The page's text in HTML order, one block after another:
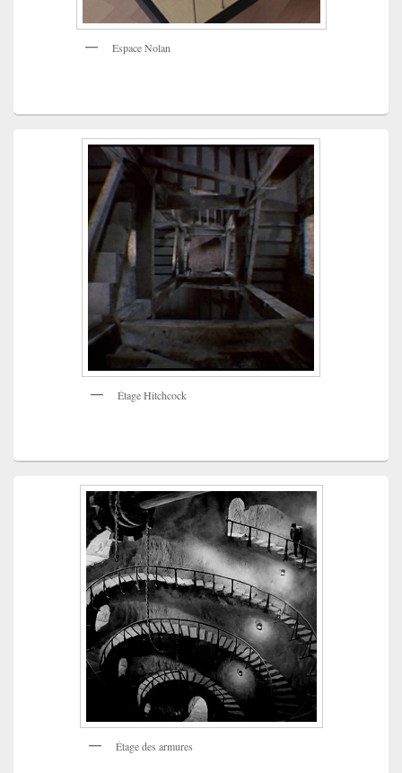
Espace Nolan
Étage Hitchcock
Étage des armures